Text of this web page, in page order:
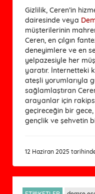
Gizlilik, Ceren’in
dairesinde veya
müşterilerinin
Ceren, en çılgın
deneyimlere ve en
yelpazesiyle her
yaratır. İnternetteki
ateşli yorumlarıyla
sağlamlaştıran
arayanlar için
geçireceğin bir
gençlik ve şehvetin
12 Haziran 2025